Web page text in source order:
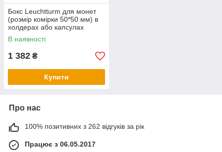
Бокс Leuchtturm для монет
(розмір комірки 50*50 мм) в
холдерах або капсулах
QUADRUM, чорний
В наявності
1 382 ₴
Купити
Про нас
100% позитивних з 262 відгуків за рік
Працює з 06.05.2017